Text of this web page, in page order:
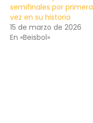
semifinales por primera
vez en su historia
15 de marzo de 2026
En «Beisbol»